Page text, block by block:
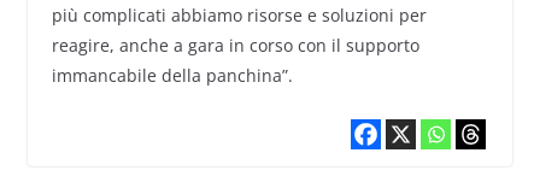
più complicati abbiamo risorse e soluzioni per
reagire, anche a gara in corso con il supporto
immancabile della panchina”.